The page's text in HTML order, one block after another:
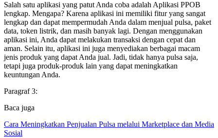
Salah satu aplikasi yang patut Anda coba adalah Aplikasi PPOB
lengkap. Mengapa? Karena aplikasi ini memiliki fitur yang sangat
lengkap dan dapat mempermudah Anda dalam menjual pulsa, paket
data, token listrik, dan masih banyak lagi. Dengan menggunakan
aplikasi ini, Anda dapat melakukan transaksi dengan cepat dan
aman. Selain itu, aplikasi ini juga menyediakan berbagai macam
jenis produk yang dapat Anda jual. Jadi, tidak hanya pulsa saja,
tetapi juga produk-produk lain yang dapat meningkatkan
keuntungan Anda.
Paragraf 3:
Baca juga
Cara Meningkatkan Penjualan Pulsa melalui Marketplace dan Media
Sosial